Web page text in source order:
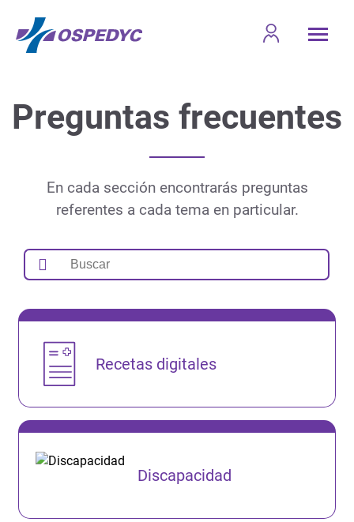
Preguntas frecuentes
En cada sección encontrarás preguntas
referentes a cada tema en particular.
Recetas digitales
Discapacidad